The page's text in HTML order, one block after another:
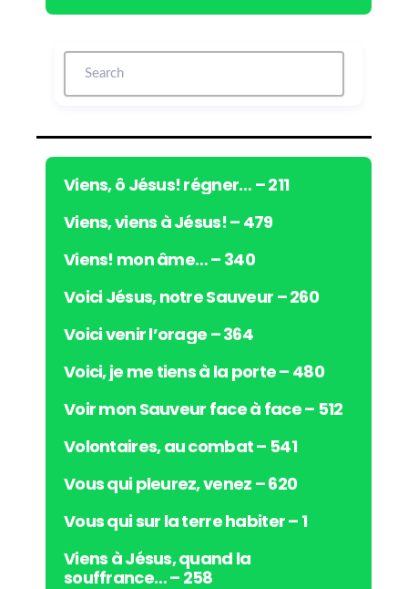
c
e
r
u
d
iViens, ô Jésus! régner… – 211
Viens, viens à Jésus! – 479
Viens! mon âme… – 340
Voici Jésus, notre Sauveur – 260
Voici venir l’orage – 364
Voici, je me tiens à la porte – 480
Voir mon Sauveur face à face – 512
Volontaires, au combat – 541
Vous qui pleurez, venez – 620
Vous qui sur la terre habiter – 1
Viens à Jésus, quand la
souffrance… – 258